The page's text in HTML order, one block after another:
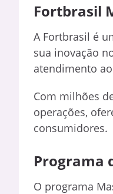
Fortbrasil
A Fortbrasil é
sua inovação
atendimento
Com milhões
operações,
consumidores.
Programa
O programa